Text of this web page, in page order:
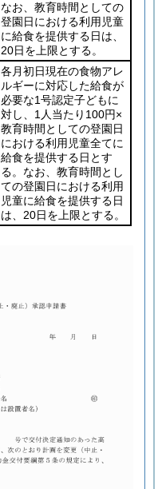
なお、教育時間としての
登園日における利用児童
に給食を提供する日は、
20日を上限とする。
各月初日現在の食物アレ
ルギーに対応した給食が
必要な1号認定子どもに
対し、1人当たり 100円×
教育時間としての登園日
における利用児童全てに
給食を提供する日 とす
る。なお、教育時間とし
ての登園日における利用
児童に給食を提供する日
は、20日を上限とする。